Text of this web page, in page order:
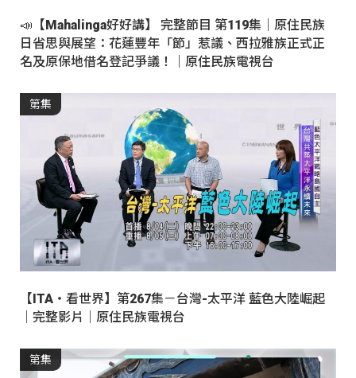
📣【Mahalinga好好講】 完整節目 第119集｜原住民族
日省思與展望：花蓮豐年「節」惹議、西拉雅族正式正
名及原保地借名登記爭議！｜原住民族電視台
第集
【ITA・看世界】第267集－台灣-太平洋 藍色大陸崛起
｜完整影片｜原住民族電視台
第集